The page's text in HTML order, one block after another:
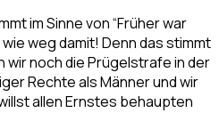
im Sinne von “Früher war
weg damit! Denn das stimmt
wir noch die Prügelstrafe in der
Rechte als Männer und wir
allen Ernstes behaupten